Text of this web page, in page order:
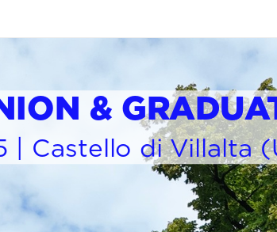
& GRADUA
| Castello di Villalta